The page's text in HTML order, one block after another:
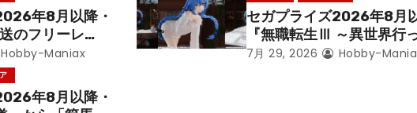
年8月以降・
のフリーレ
働くことにな
リーレン」を
Hobby-Maniax
セガプライズ2026年8月
『無職転生Ⅲ ～異世界行
本気だす～』から「ロキ
7月 29, 2026 Hobby-
年8月以降・